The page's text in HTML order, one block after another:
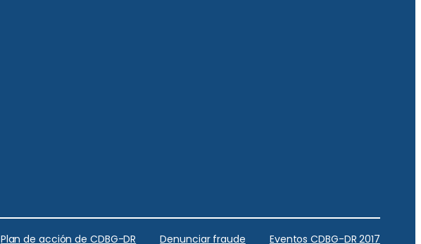
Plan de acción de CDBG-DR Denunciar fraude Eventos CDBG-DR 2017